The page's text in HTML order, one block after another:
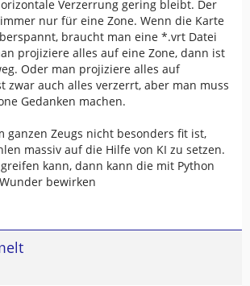
Verzerrung gering bleibt. Der
nur für eine Zone. Wenn die Karte
braucht man eine *.vrt Datei
projiziere alles auf eine Zone, dann ist
Oder man projiziere alles auf
zwar auch alles verzerrt, aber man muss
Gedanken machen.
ganzen Zeugs nicht besonders fit ist,
massiv auf die Hilfe von KI zu setzen.
kann, dann kann die mit Python
bewirken